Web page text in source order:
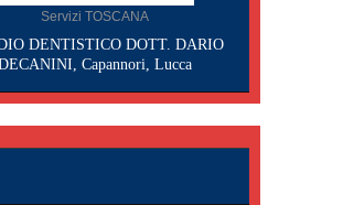
Servizi TOSCANA
DENTISTICO DOTT. DARIO
Capannori, Lucca